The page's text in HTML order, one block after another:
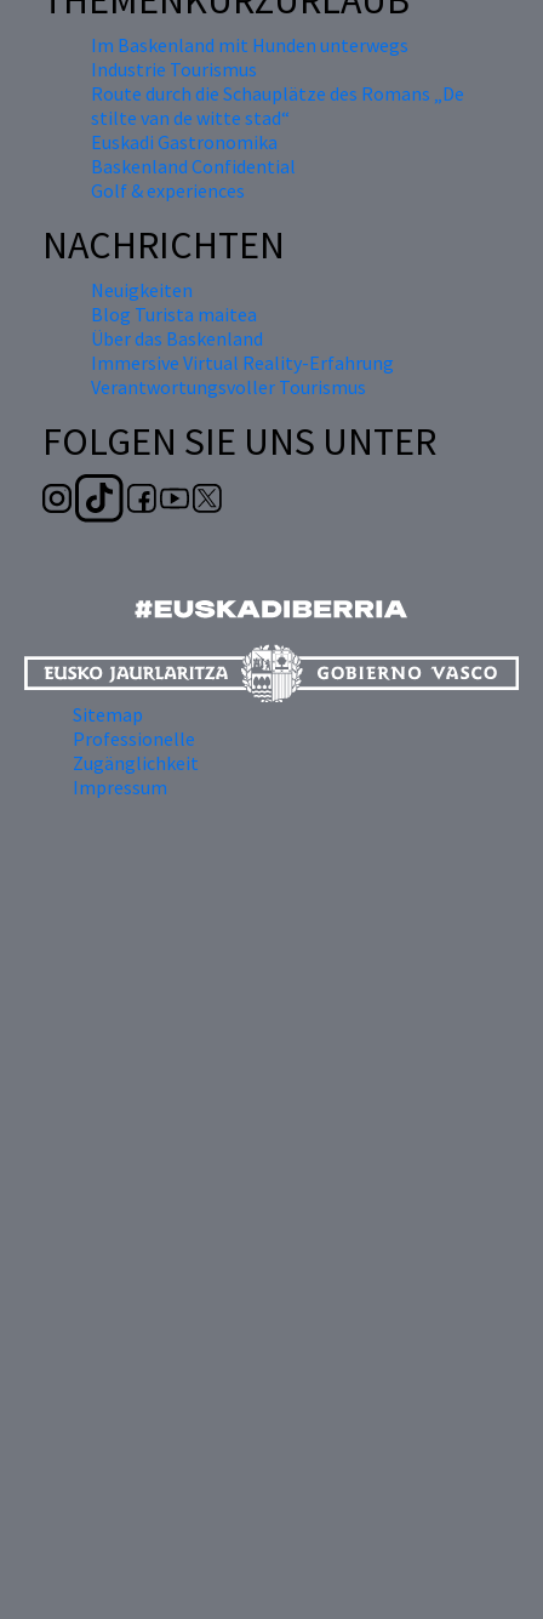
Im Baskenland mit Hunden unterwegs
Industrie Tourismus
Route durch die Schauplätze des Romans „De
stilte van de witte stad“
Euskadi Gastronomika
Baskenland Confidential
Golf & experiences
NACHRICHTEN
Neuigkeiten
Blog Turista maitea
Über das Baskenland
Immersive Virtual Reality-Erfahrung
Verantwortungsvoller Tourismus
FOLGEN SIE UNS UNTER
Sitemap
Professionelle
Zugänglichkeit
Impressum